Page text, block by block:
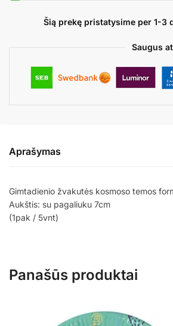
Šią prekę pristatysime per 1-3
Saugus
Aprašymas
Gimtadienio žvakutės kosmoso temos
Aukštis: su pagaliuku 7cm
(1pak / 5vnt)
Panašūs produktai